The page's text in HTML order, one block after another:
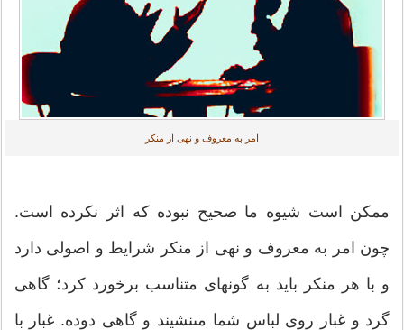
امر به معروف و نهی از منکر
ممكن است شيوه ما صحيح نبوده كه اثر نكرده است.
چون امر به معروف و نهى از منكر شرايط و اصولى دارد
و با هر منكر بايد به گونه‏اى متناسب برخورد كرد؛ گاهى
گرد و غبار روى لباس شما مى‏نشيند و گاهى دوده. غبار با